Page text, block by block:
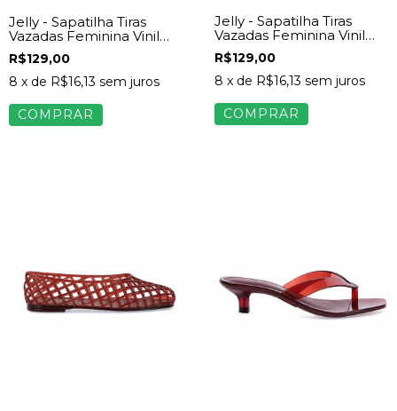
Jelly - Sapatilha Tiras
Vazadas Feminina Vinil
Caramelo
R$129,00
8 x de R$16,13 sem juros
COMPRAR
Jelly - Sapatilha Tiras
Vazadas Feminina Vinil
Transparente
R$129,00
8 x de R$16,13 sem juros
COMPRAR